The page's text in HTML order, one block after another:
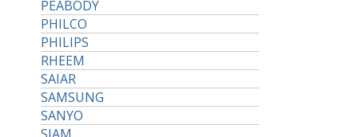
PEABODY
PHILCO
PHILIPS
RHEEM
SAIAR
SAMSUNG
SANYO